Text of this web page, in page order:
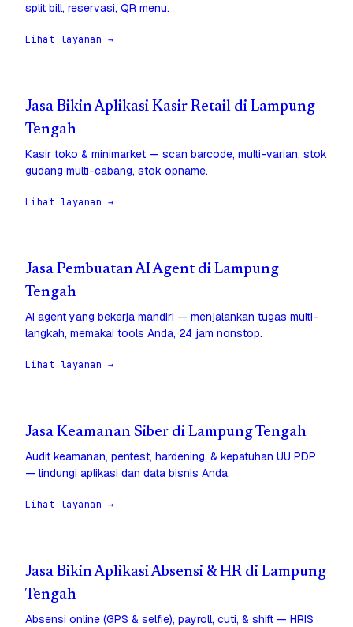
split bill, reservasi, QR menu.
Lihat layanan →
Jasa Bikin Aplikasi Kasir Retail di Lampung
Tengah
Kasir toko & minimarket — scan barcode, multi-varian, stok
gudang multi-cabang, stok opname.
Lihat layanan →
Jasa Pembuatan AI Agent di Lampung
Tengah
AI agent yang bekerja mandiri — menjalankan tugas multi-
langkah, memakai tools Anda, 24 jam nonstop.
Lihat layanan →
Jasa Keamanan Siber di Lampung Tengah
Audit keamanan, pentest, hardening, & kepatuhan UU PDP
— lindungi aplikasi dan data bisnis Anda.
Lihat layanan →
Jasa Bikin Aplikasi Absensi & HR di Lampung
Tengah
Absensi online (GPS & selfie), payroll, cuti, & shift — HRIS